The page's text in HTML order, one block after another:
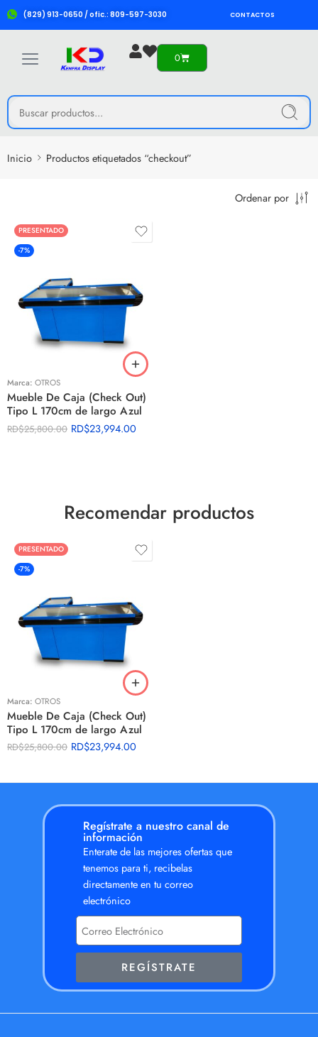
(829) 913-0650 / ofic.: 809-597-3030 CONTACTOS
0
Inicio Productos etiquetados “checkout”
Ordenar por
PRESENTADO
-7%
Marca: OTROS
Mueble De Caja (Check Out)
Tipo L 170cm de largo Azul
RD$25,800.00 RD$23,994.00
Recomendar productos
PRESENTADO
-7%
Marca: OTROS
Mueble De Caja (Check Out)
Tipo L 170cm de largo Azul
RD$25,800.00 RD$23,994.00
Regístrate a nuestro canal de
información
Enterate de las mejores ofertas que
tenemos para ti, recibelas
directamente en tu correo
electrónico
REGÍSTRATE